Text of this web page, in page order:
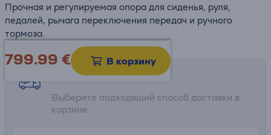
Прочная и регулируемая опора для сиденья, руля,
педалей, рычага переключения передач и ручного
тормоза.
799.99 € В корзину
Возможности доставки
Выберите подходящий способ доставки в
корзине